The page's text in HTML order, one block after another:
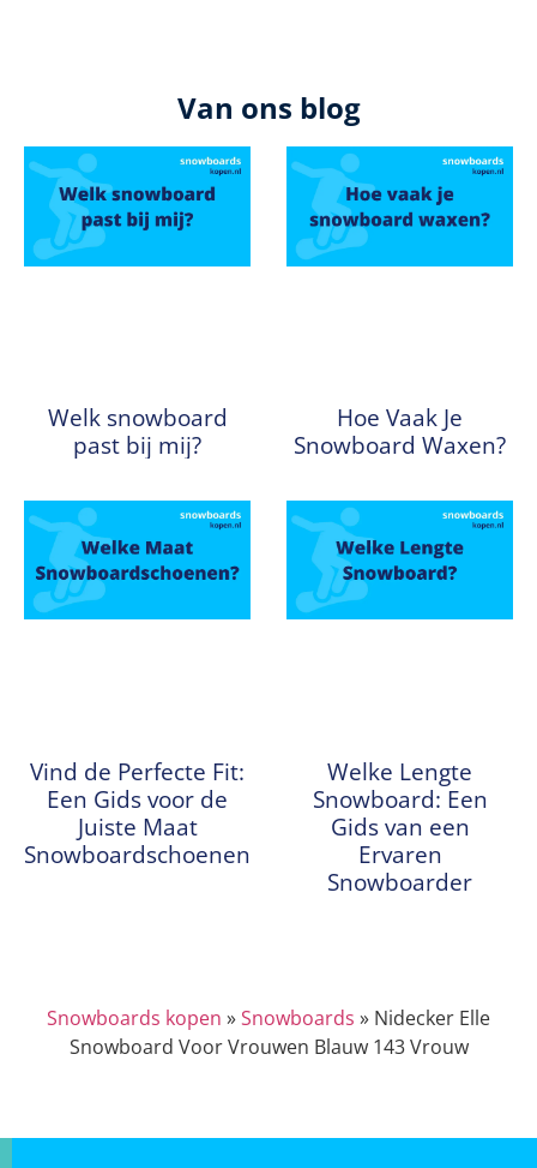
Van ons blog
Welk snowboard
past bij mij?
Hoe Vaak Je
Snowboard Waxen?
Vind de Perfecte Fit:
Een Gids voor de
Juiste Maat
Snowboardschoenen
Welke Lengte
Snowboard: Een
Gids van een
Ervaren
Snowboarder
Snowboards kopen »Snowboards » Nidecker Elle
Snowboard Voor Vrouwen Blauw 143 Vrouw